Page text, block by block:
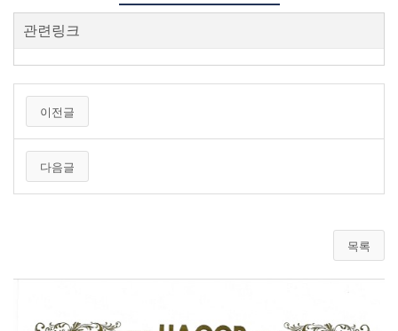
관련링크
이전글
다음글
목록